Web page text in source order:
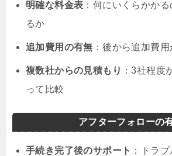
明確な料金表 ：何にいくらかか
るか
追加費用の有無 ：後から追加費
複数社からの見積もり ：3社程度
って比較
アフターフォローの
手続き完了後のサポート ：トラ